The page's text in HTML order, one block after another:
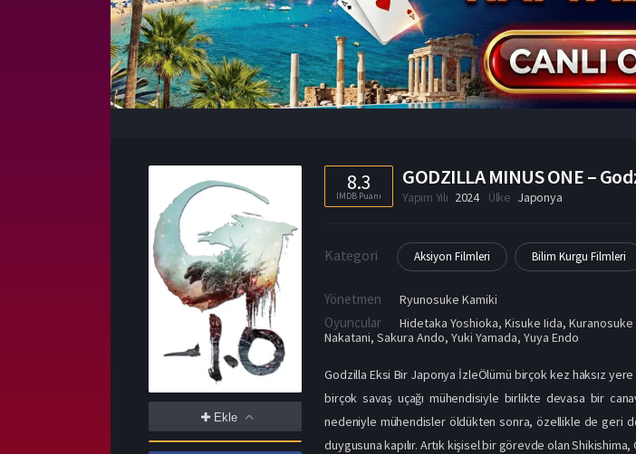
Ekle
8.3
IMDB Puanı
GODZILLA MINUS ONE –
Yapım Yılı 2024 Ülke Japonya
Kategori Aksiyon Filmleri Bilim Kurgu Filmleri
Yönetmen Ryunosuke Kamiki
Oyuncular Hidetaka Yoshioka,Kisuke Iida,Kuranosuke
Nakatani,Sakura Ando,Yuki Yamada,Yuya Endo
Godzilla Eksi Bir Japonya İzleÖlümü birçok kez haksız
birçok savaş uçağı mühendisiyle birlikte devasa bir
nedeniyle mühendisler öldükten sonra, özellikle de geri
duygusuna kapılır. Artık kişisel bir görevde olan